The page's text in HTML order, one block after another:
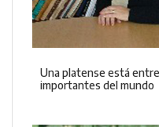
Una platense está
importantes del mundo